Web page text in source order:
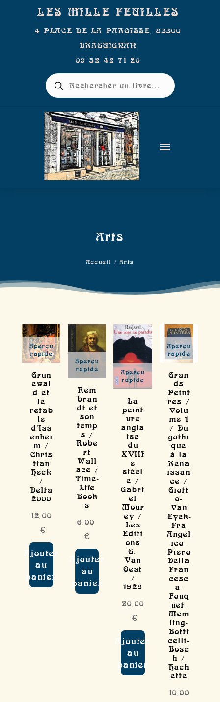
LES MILLE FEUILLES
4 PLACE DE LA PAROISSE, 83300
DRAGUIGNAN
09 52 42 71 20
Recherche
de
produits
Arts
Accueil / Arts
Aperçu
rapide
Grun
ewal
d et
le
retab
le
d'Iss
enhei
m /
Chris
tian
Heck
/
Delta
2000
12,00
€
Ajouter
au
panier
Aperçu
rapide
Rem
bran
dt et
son
temp
s /
Robe
rt
Wall
ace /
Time-
Life
Book
s
6,00
€
Ajouter
au
panier
Aperçu
rapide
La
peint
ure
angla
ise
du
XVIII
e
siècl
e /
Gabri
el
Mour
ey /
Les
Editi
ons
G.
Van
Oest
/
1928
20,00
€
Ajouter
au
panier
Aperçu
rapide
Gran
ds
Peint
res /
Volu
me 1
/ Du
gothi
que
à la
Rena
issan
ce /
Giott
o-
Van
Eyck-
Fra
Angel
ico-
Piero
Della
Fran
cesc
a-
Fouq
uet-
Mem
ling-
Botti
celli-
Bosc
h /
Hach
ette
10,00